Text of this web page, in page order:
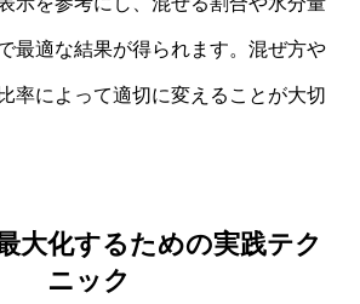
最適な結果が得られます。混ぜ方や
率によって適切に変えることが大切
大化するための実践テク
ニック